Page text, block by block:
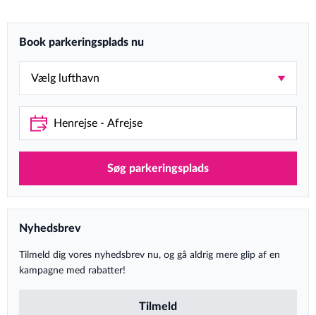
Book parkeringsplads nu
Søg parkeringsplads
Nyhedsbrev
Tilmeld dig vores nyhedsbrev nu, og gå aldrig mere glip af en
kampagne med rabatter!
Tilmeld